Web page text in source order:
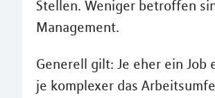
Stellen. Weniger betroffen
Management.
Generell gilt: Je eher ein
je komplexer das